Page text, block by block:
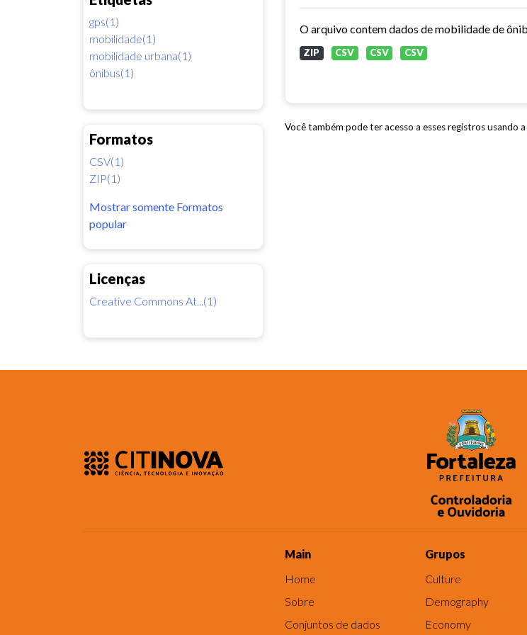
gps(1)
mobilidade(1)
mobilidade urbana(1)
ônibus(1)
Formatos
CSV(1)
ZIP(1)
Mostrar somente Formatos
popular
Licenças
Creative Commons At...(1)
ZIP CSV CSV CSV
Você também pode ter acesso a esses registros usando a
Main
Home
Sobre
Conjuntos de dados
Grupos
Culture
Demography
Economy